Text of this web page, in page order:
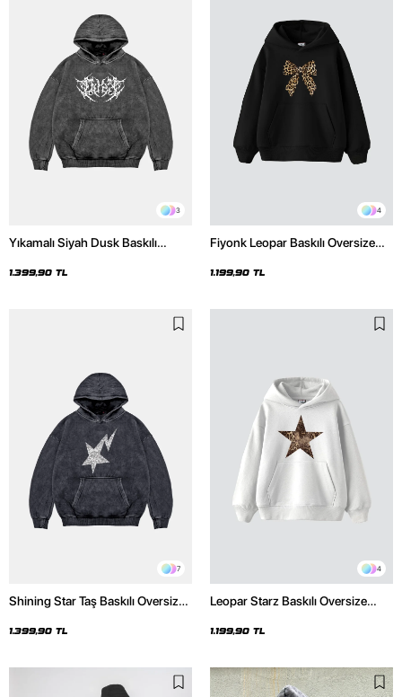
3
Yıkamalı Siyah Dusk Baskılı
1.399,90 TL
4
Fiyonk Leopar Baskılı Oversize
1.199,90 TL
7
Shining Star Taş Baskılı Oversize
Hoodie
1.399,90 TL
4
Leopar Starz Baskılı Oversize
1.199,90 TL